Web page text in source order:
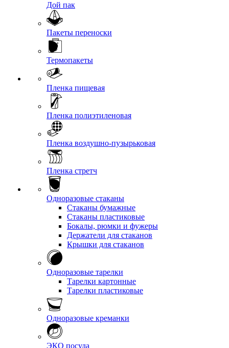
Дой пак
Пакеты переноски
Термопакеты
Пленка пищевая
Пленка полиэтиленовая
Пленка воздушно-пузырьковая
Пленка стретч
Одноразовые стаканы
Стаканы бумажные
Стаканы пластиковые
Бокалы, рюмки и фужеры
Держатели для стаканов
Крышки для стаканов
Одноразовые тарелки
Тарелки картонные
Тарелки пластиковые
Одноразовые креманки
ЭКО посуда